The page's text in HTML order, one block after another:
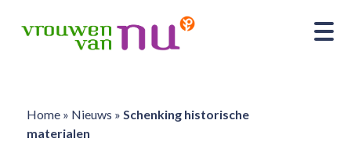
Home» Nieuws » Schenking historische
materialen